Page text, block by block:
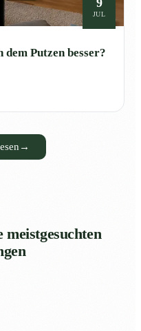
JUL
Putzen besser?
→